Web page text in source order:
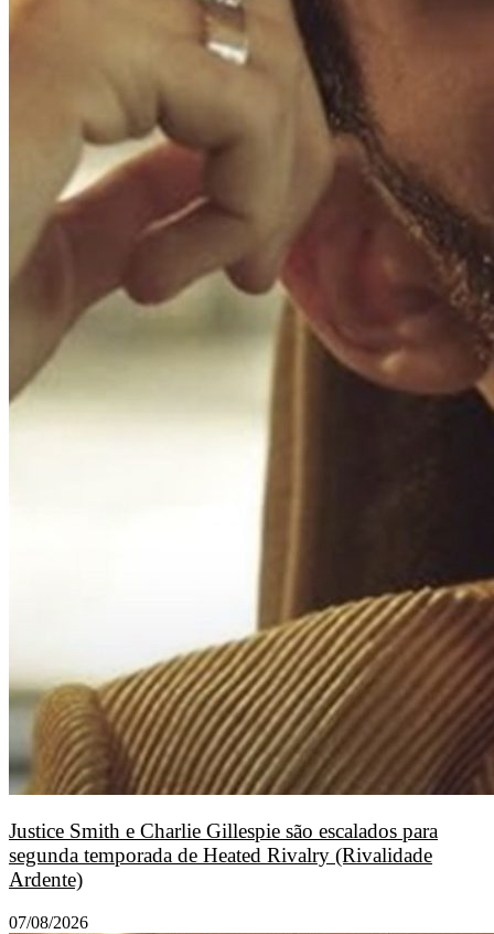
Justice Smith e Charlie Gillespie são escalados para
segunda temporada de Heated Rivalry (Rivalidade
Ardente)
07/08/2026